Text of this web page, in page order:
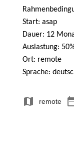
Start: asap
Dauer: 12
Auslastung:
Ort: remote
Sprache:
map remote